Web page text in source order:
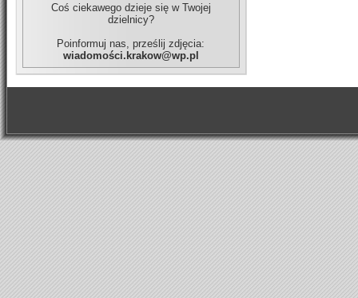
Coś ciekawego dzieje się w Twojej
dzielnicy?
Poinformuj nas, prześlij zdjęcia:
wiadomości.krakow@wp.pl